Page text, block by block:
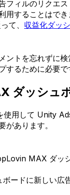
フィルのリクエ
用することはで
て、 収益化ダッ
ントを忘れずに
するために必要で
ダッシュ
用して Unity
があります。
MAX ダッ
ードに新しい広